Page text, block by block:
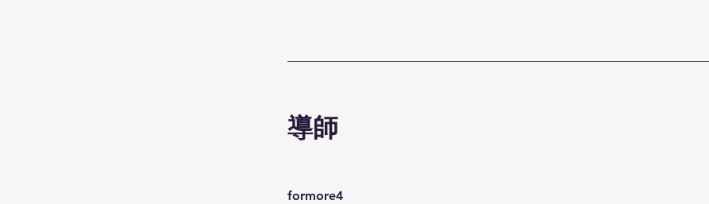
導師
formore4